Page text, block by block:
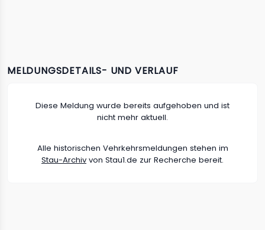
MELDUNGSDETAILS- UND VERLAUF
Diese Meldung wurde bereits aufgehoben und ist
nicht mehr aktuell.
Alle historischen Vehrkehrsmeldungen stehen im
Stau-Archiv von Stau1.de zur Recherche bereit.